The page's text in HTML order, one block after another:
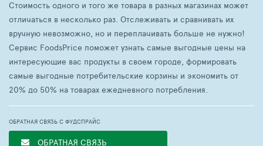
Стоимость одного и того же товара в разных магазинах может
отличаться в несколько раз. Отслеживать и сравнивать их
вручную невозможно, но и переплачивать больше не нужно!
Сервис FoodsPrice поможет узнать самые выгодные цены на
интересующие вас продукты в своем городе, формировать
самые выгодные потребительские корзины и экономить от
20% до 50% на товарах ежедневного потребления.
ОБРАТНАЯ СВЯЗЬ С ФУДСПРАЙС
ОБРАТНАЯ СВЯЗЬ